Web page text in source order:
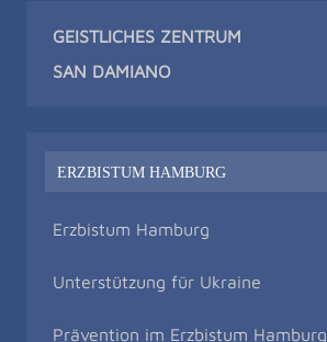
GEISTLICHES ZENTRUM
SAN DAMIANO
ERZBISTUM HAMBURG
Erzbistum Hamburg
Unterstützung für Ukraine
Prävention im Erzbistum Hamburg